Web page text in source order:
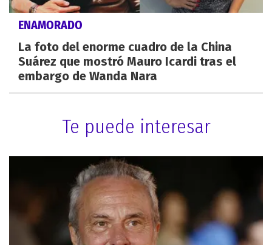
ENAMORADO
La foto del enorme cuadro de la China
Suárez que mostró Mauro Icardi tras el
embargo de Wanda Nara
Te puede interesar